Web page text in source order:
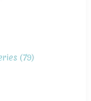
(79)